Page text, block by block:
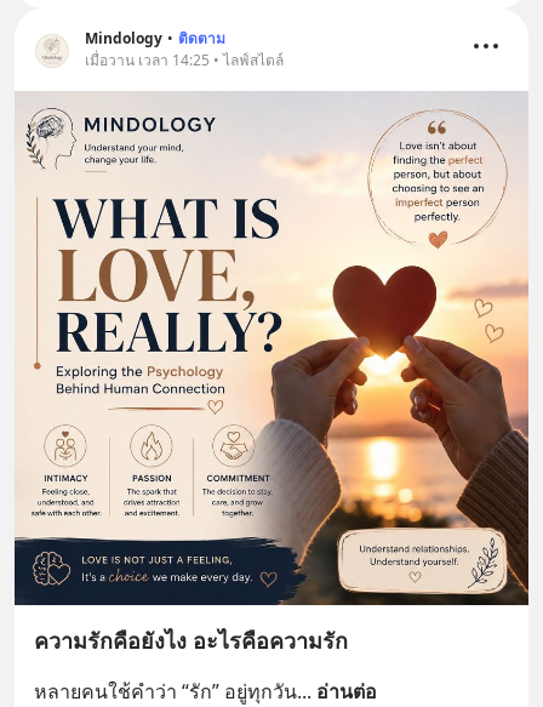
Mindology • ติดตาม
เมื่อวาน เวลา 14:25 • ไลฟ์สไตล์
ความรักคือยังไง อะไรคือความรัก
หลายคนใช้คำว่า “รัก” อยู่ทุกวัน... อ่านต่อ